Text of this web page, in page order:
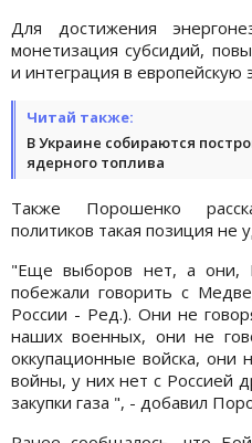
Для достижения
монетизация субсидий,
и интеграция в европейскую
Читай также:
В Украине собираются
ядерного топлива
Также Порошенко
политиков такая позиция не
"Еще выборов нет, а они,
побежали говорить с
России - Ред.). Они не
наших военных, они не
оккупационные войска, они
войны, у них нет с Россией
закупки газа ", - добавил